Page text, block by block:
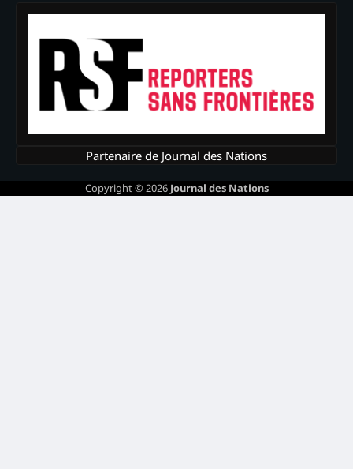
Partenaire de Journal des Nations
Copyright © 2026 Journal des Nations